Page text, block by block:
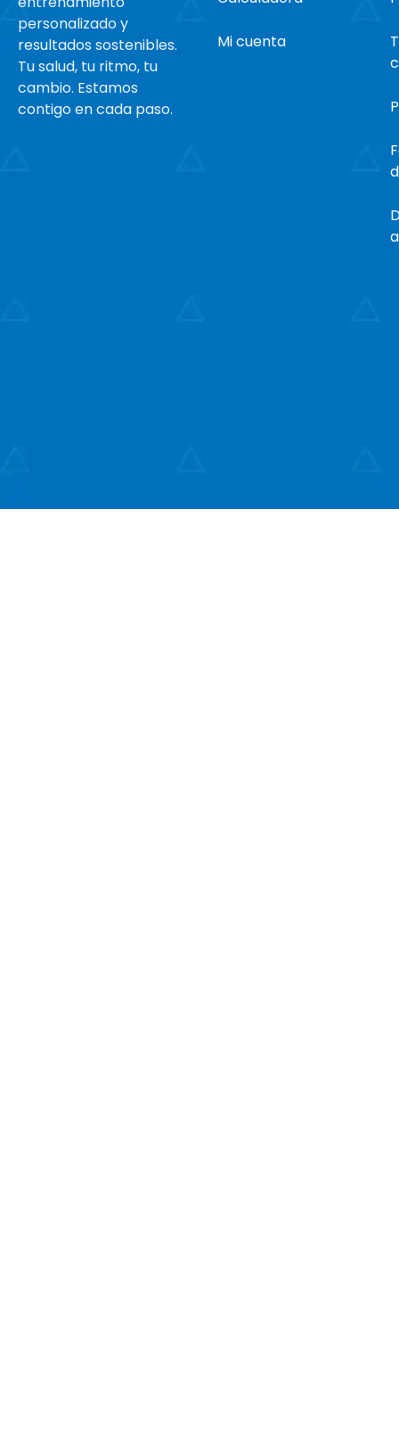
personalizado y
resultados sostenibles.
Tu salud, tu ritmo, tu
cambio. Estamos
contigo en cada paso.
Mi cuenta